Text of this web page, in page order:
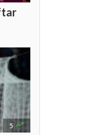
5 